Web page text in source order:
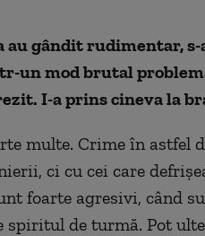
au gândit rudimentar, s-
un mod brutal
I-a prins cineva la
multe. Crime în astfel
ci cu cei care
foarte agresivi, când
spiritul de turmă. Pot